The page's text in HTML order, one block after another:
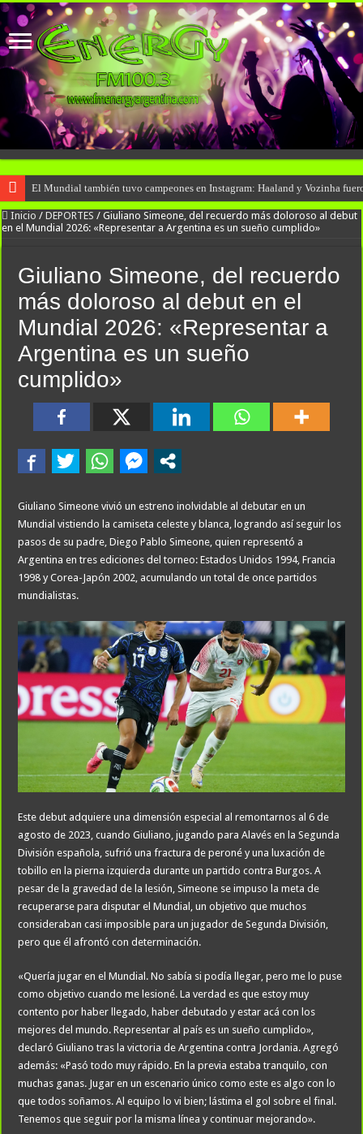
El Mundial también tuvo campeones en Instagram: Haaland y Vozinha
Inicio / DEPORTES / Giuliano Simeone, del recuerdo más doloroso al debut
en el Mundial 2026: «Representar a Argentina es un sueño cumplido»
Giuliano Simeone, del recuerdo
más doloroso al debut en el
Mundial 2026: «Representar a
Argentina es un sueño
cumplido»
Giuliano Simeone vivió un estreno inolvidable al debutar en un
Mundial vistiendo la camiseta celeste y blanca, logrando así seguir los
pasos de su padre, Diego Pablo Simeone, quien representó a
Argentina en tres ediciones del torneo: Estados Unidos 1994, Francia
1998 y Corea-Japón 2002, acumulando un total de once partidos
mundialistas.
Este debut adquiere una dimensión especial al remontarnos al 6 de
agosto de 2023, cuando Giuliano, jugando para Alavés en la Segunda
División española, sufrió una fractura de peroné y una luxación de
tobillo en la pierna izquierda durante un partido contra Burgos. A
pesar de la gravedad de la lesión, Simeone se impuso la meta de
recuperarse para disputar el Mundial, un objetivo que muchos
consideraban casi imposible para un jugador de Segunda División,
pero que él afrontó con determinación.
«Quería jugar en el Mundial. No sabía si podía llegar, pero me lo puse
como objetivo cuando me lesioné. La verdad es que estoy muy
contento por haber llegado, haber debutado y estar acá con los
mejores del mundo. Representar al país es un sueño cumplido»,
declaró Giuliano tras la victoria de Argentina contra Jordania. Agregó
además: «Pasó todo muy rápido. En la previa estaba tranquilo, con
muchas ganas. Jugar en un escenario único como este es algo con lo
que todos soñamos. Al equipo lo vi bien; lástima el gol sobre el final.
Tenemos que seguir por la misma línea y continuar mejorando».